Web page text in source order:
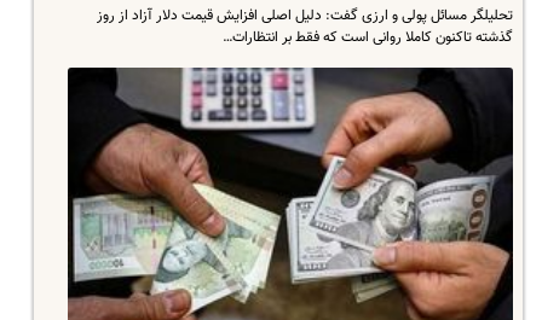
تحلیلگر مسائل پولی و ارزی گفت: دلیل اصلی افزایش قیمت دلار آزاد از روز
گذشته تاکنون کاملا روانی است که فقط بر انتظارات…